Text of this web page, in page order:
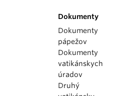
Dokumenty
Dokumenty
pápežov
Dokumenty
vatikánskych
úradov
Druhý